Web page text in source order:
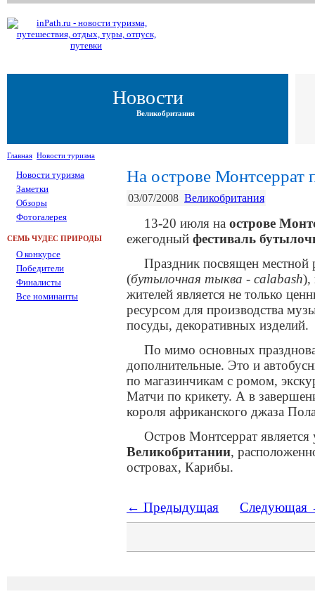
Новости
Великобритания
Главная Новости туризма
Новости туризма
Заметки
Обзоры
Фотогалерея
СЕМЬ ЧУДЕС ПРИРОДЫ
О конкурсе
Победители
Финалисты
Все номинанты
На острове Монтсеррат
03/07/2008 Великобритания
13-20 июля на острове
ежегодный фестиваль
Праздник посвящен местной
(бутылочная тыква - сalabash),
жителей является не только
ресурсом для производства
посуды, декоративных изделий.
По мимо основных
дополнительные. Это и
по магазинчикам с ромом,
Матчи по крикету. А в
короля африканского джаза
Остров Монтсеррат является
Великобритании,
островах, Карибы.
← Предыдущая Следующая